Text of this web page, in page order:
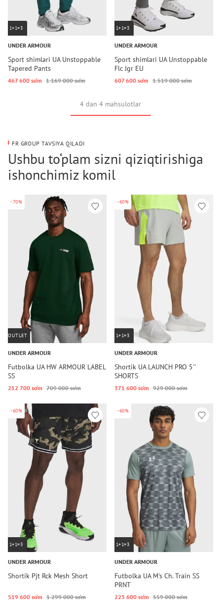
1+1=3
UNDER ARMOUR
Sport shimlari UA Unstoppable
Tapered Pants
467 600 so‘m 1 169 000 so‘m
1+1=3
UNDER ARMOUR
Sport shimlari UA Unstoppable
Flc Jgr EU
607 600 so‘m 1 519 000 so‘m
4 dan 4 mahsulotlar
FR GROUP TAVSIYA QILADI
Ushbu to‘plam sizni qiziqtirishiga
ishonchimiz komil
-70%
OUTLET
UNDER ARMOUR
Futbolka UA HW ARMOUR LABEL
SS
212 700 so‘m 709 000 so‘m
-60%
1+1=3
UNDER ARMOUR
Shortik UA LAUNCH PRO 5''
SHORTS
371 600 so‘m 929 000 so‘m
-60%
1+1=3
UNDER ARMOUR
Shortik Pjt Rck Mesh Short
519 600 so‘m 1 299 000 so‘m
-60%
1+1=3
UNDER ARMOUR
Futbolka UA M's Ch. Train SS
PRNT
223 600 so‘m 559 000 so‘m